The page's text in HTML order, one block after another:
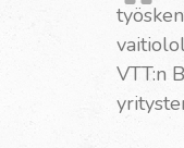
VTT:n